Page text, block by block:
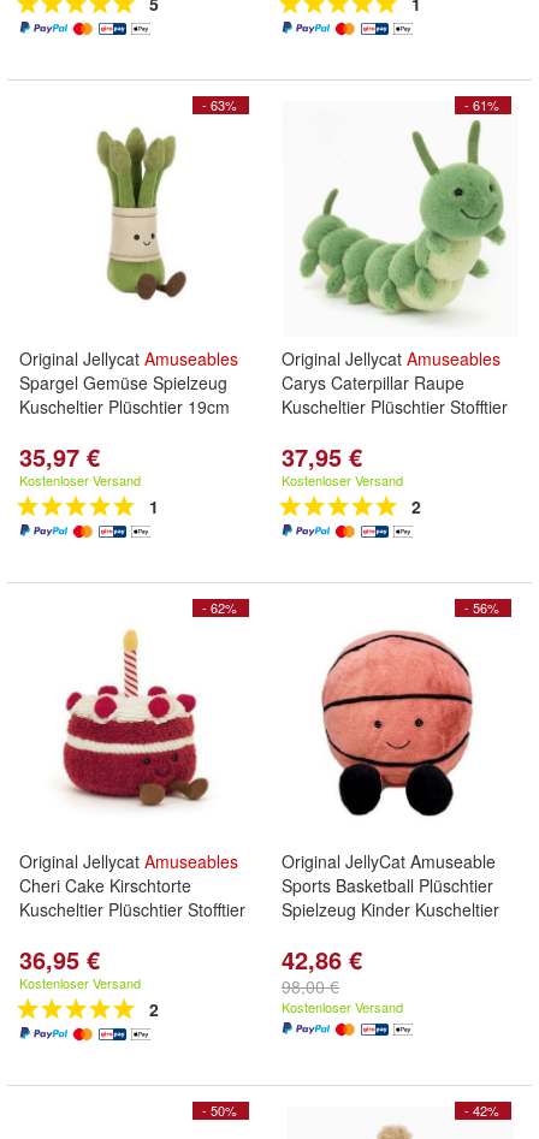
- 63%
Original Jellycat Amuseables
Spargel Gemüse Spielzeug
Kuscheltier Plüschtier 19cm
35,97 €
Kostenloser Versand
1
- 61%
Original Jellycat Amuseables
Carys Caterpillar Raupe
Kuscheltier Plüschtier Stofftier
37,95 €
Kostenloser Versand
2
- 62%
Original Jellycat Amuseables
Cheri Cake Kirschtorte
Kuscheltier Plüschtier Stofftier
36,95 €
Kostenloser Versand
2
- 56%
Original JellyCat Amuseable
Sports Basketball Plüschtier
Spielzeug Kinder Kuscheltier
42,86 €
98,00 €
Kostenloser Versand
- 50% - 42%